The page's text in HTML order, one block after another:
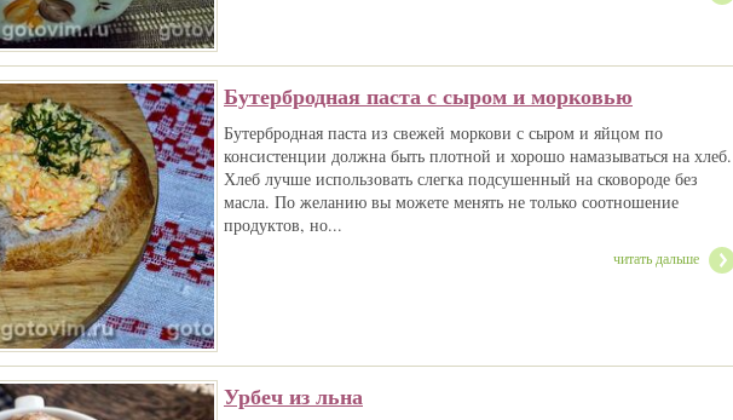
Бутербродная паста с сыром и морковью
Бутербродная паста из свежей моркови с сыром и яйцом по
консистенции должна быть плотной и хорошо намазываться на хлеб.
Хлеб лучше использовать слегка подсушенный на сковороде без
масла. По желанию вы можете менять не только соотношение
продуктов, но...
читать дальше
Урбеч из льна